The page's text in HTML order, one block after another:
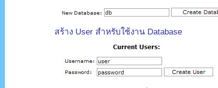
สร้าง User สำหรับใช้งาน Database